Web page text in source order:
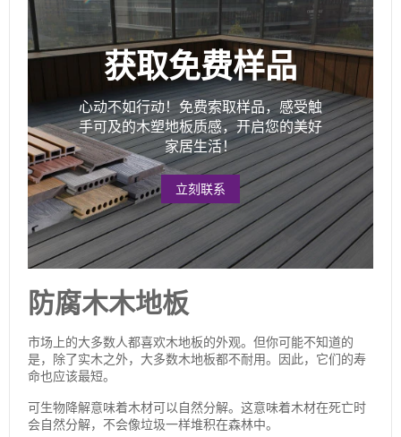
获取免费样品
心动不如行动！免费索取样品，感受触
手可及的木塑地板质感，开启您的美好
家居生活！
立刻联系
防腐木木地板
市场上的大多数人都喜欢木地板的外观。但你可能不知道的
是，除了实木之外，大多数木地板都不耐用。因此，它们的寿
命也应该最短。
可生物降解意味着木材可以自然分解。这意味着木材在死亡时
会自然分解，不会像垃圾一样堆积在森林中。